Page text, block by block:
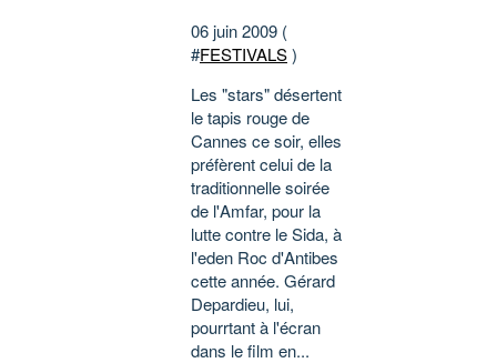
06 juin 2009 (
#FESTIVALS)
Les "stars" désertent
le tapis rouge de
Cannes ce soir, elles
préfèrent celui de la
traditionnelle soirée
de l'Amfar, pour la
lutte contre le Sida, à
l'eden Roc d'Antibes
cette année. Gérard
Depardieu, lui,
pourrtant à l'écran
dans le film en...